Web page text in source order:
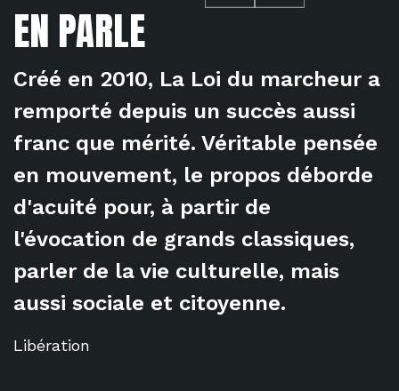
EN PARLE
Créé en 2010, La Loi du marcheur a
remporté depuis un succès aussi
franc que mérité. Véritable pensée
en mouvement, le propos déborde
d'acuité pour, à partir de
l'évocation de grands classiques,
parler de la vie culturelle, mais
aussi sociale et citoyenne.
Libération